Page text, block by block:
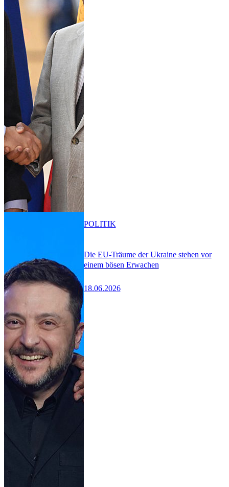
Die EU-Träume der Ukraine stehen vor
einem bösen Erwachen
18.06.2026
POLITIK